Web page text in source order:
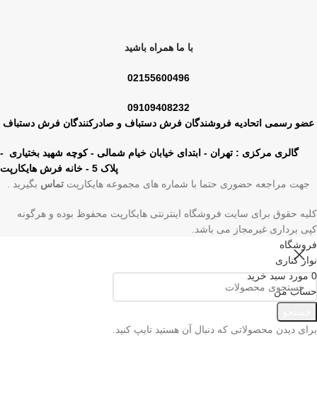
با ما همراه باشید
02155600496
09109408232
عضو رسمی اتحادیه فروشندگان فرش دستباف و صادرکنندگان فرش دستباف
گالری مرکزی : تهران - ابتدای خیابان خیام شمالی - کوچه شهید بختیاری -
پلاک 5 - خانه فرش هایکارپت
جهت مراجعه حضوری حتما با شماره های مجموعه هایکارپت تماس بگیرید .
کلیه حقوق برای سایت فروشگاه اینترنتی هایکارپت محفوظ بوده و هرگونه
کپی برداری غیرمجاز می باشد.
برای دیدن محصولاتی که دنبال آن هستید تایپ کنید.
فروشگاه
نوار کناری
0 مورد سبد خرید
حساب من
منو